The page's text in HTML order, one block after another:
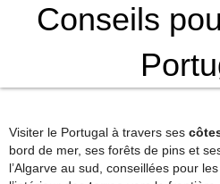
Conseils
Visiter le Portugal à travers ses
bord de mer, ses forêts de pins et
l’Algarve au sud, conseillées pour